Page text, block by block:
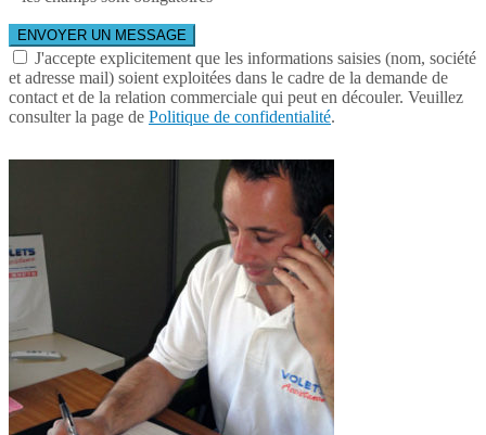
J'accepte explicitement que les informations saisies (nom, société
et adresse mail) soient exploitées dans le cadre de la demande de
contact et de la relation commerciale qui peut en découler. Veuillez
consulter la page de Politique de confidentialité.